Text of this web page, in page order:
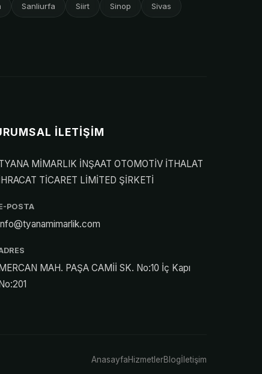
Sanliurfa Siirt Sinop Sivas
İLETIŞIM
MİMARLIK İNŞAAT OTOMOTİV İTHALAT
TİCARET LİMİTED ŞİRKETİ
POSTA
MERCAN MAH. PAŞA CAMİİ SK. No:10 İç Kapı
No:201
AnasayfaHizmetlerBlogİletişim